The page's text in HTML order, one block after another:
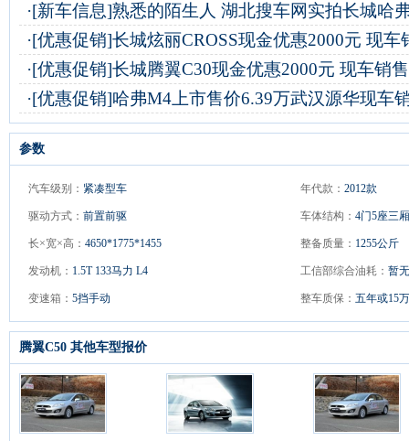
·[新车信息]熟悉的陌生人 湖北搜车网实拍长城哈
·[优惠促销]长城炫丽CROSS现金优惠2000元 现车
·[优惠促销]长城腾翼C30现金优惠2000元 现车销售
·[优惠促销]哈弗M4上市售价6.39万武汉源华现车
参数
汽车级别： 紧凑型车 年代款： 2012款
驱动方式： 前置前驱 车体结构： 4门5座三
长×宽×高： 4650*1775*1455 整备质量： 1255公斤
发动机： 1.5T 133马力 L4 工信部综合油耗： 暂
变速箱： 5挡手动 整车质保： 五年或15
腾翼C50 其他车型报价